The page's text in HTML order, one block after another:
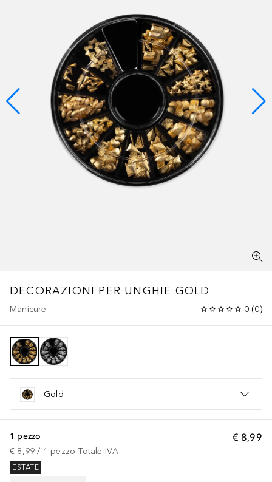
DECORAZIONI PER UNGHIE GOLD
Manicure 0 (0)
Gold
€ 8,99
1 pezzo
€ 8,99 / 1 pezzo Totale IVA
ESTATE